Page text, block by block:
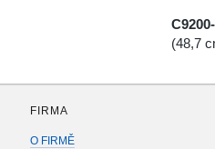
(48,7
FIRMA
O FIRMĚ